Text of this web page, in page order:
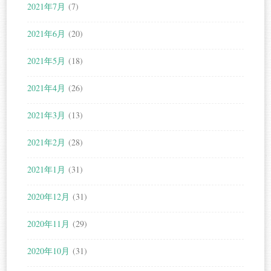
2021年7月 (7)
2021年6月 (20)
2021年5月 (18)
2021年4月 (26)
2021年3月 (13)
2021年2月 (28)
2021年1月 (31)
2020年12月 (31)
2020年11月 (29)
2020年10月 (31)